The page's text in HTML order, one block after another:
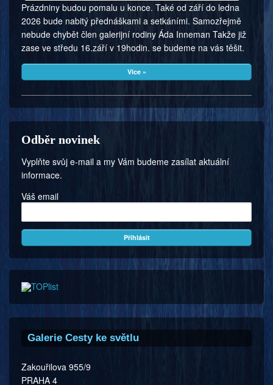
Prázdniny budou pomalu u konce. Také od září do ledna
2026 bude nabitý přednáškami a setkáními. Samozřejmě
nebude chybět člen galerijní rodiny Áda Inneman Takže již
zase ve středu 16.září v 19hodin. se budeme na vás těšit.
Více »
Odběr novinek
Vyplňte svůj e-mail a my Vám budeme zasílat aktuální
informace.
Váš email
Galerie Cesty ke světlu
Zakouřilova 955/9
PRAHA 4